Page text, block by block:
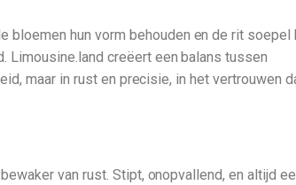
bloemen hun vorm behouden en de rit
creëert een balans tussen
maar in rust en precisie, in het vertrouwen
van rust. Stipt, onopvallend, en altijd